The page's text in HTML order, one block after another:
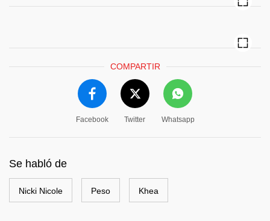
COMPARTIR
Facebook Twitter Whatsapp
Se habló de
Nicki Nicole Peso Khea